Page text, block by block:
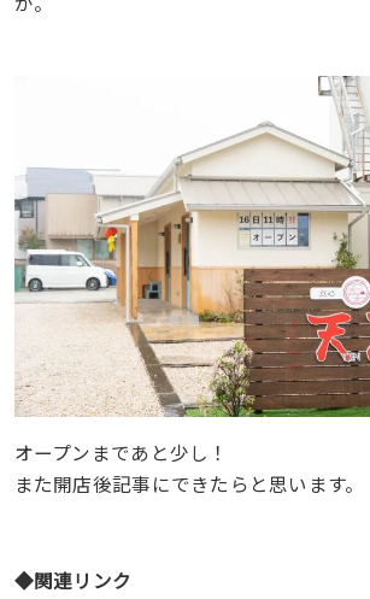
オープンまであと少し！
また開店後記事にできたらと思います。
◆関連リンク